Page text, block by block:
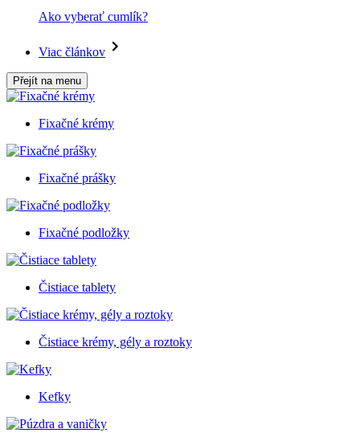
Ako vyberať cumlík?
Viac článkov
Přejít na menu
Fixačné krémy
Fixačné prášky
Fixačné podložky
Čistiace tablety
Čistiace krémy, gély a roztoky
Kefky